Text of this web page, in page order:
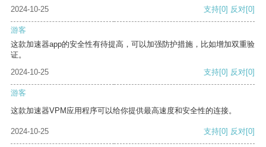
2024-10-25 支持[0] 反对[0]
游客
这款加速器app的安全性有待提高，可以加强防护措施，比如增加双重验
证。
2024-10-25
支持[0] 反对[0]
游客
这款加速器VPM应用程序可以给你提供最高速度和安全性的连接。
2024-10-25 支持[0] 反对[0]